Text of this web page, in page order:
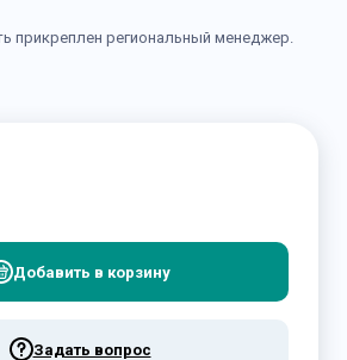
прикреплен региональный менеджер.
Добавить в корзину
Задать вопрос